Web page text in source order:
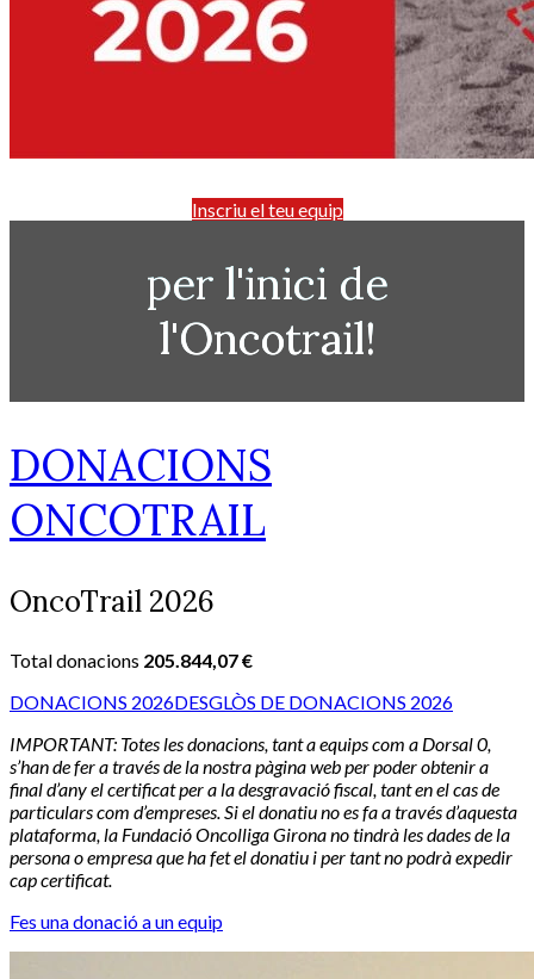
Inscriu el teu equip
per l'inici de
l'Oncotrail!
DONACIONS
ONCOTRAIL
OncoTrail 2026
Total donacions 205.844,07 €
DONACIONS 2026DESGLÒS DE DONACIONS 2026
IMPORTANT: Totes les donacions, tant a equips com a Dorsal 0,
s’han de fer a través de la nostra pàgina web per poder obtenir a
final d’any el certificat per a la desgravació fiscal, tant en el cas de
particulars com d’empreses. Si el donatiu no es fa a través d’aquesta
plataforma, la Fundació Oncolliga Girona no tindrà les dades de la
persona o empresa que ha fet el donatiu i per tant no podrà expedir
cap certificat.
Fes una donació a un equip